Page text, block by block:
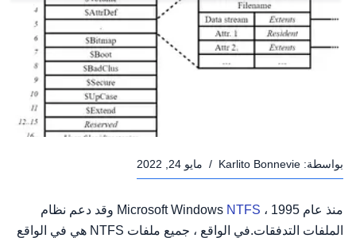
بواسطة: Karlito Bonnevie
/ مايو 24, 2022
منذ عام 1995 ، Microsoft Windows NTFS
وقد دعم نظام
الملفات التدفقات.في الواقع ، جميع ملفات NTFS هي في الواقع